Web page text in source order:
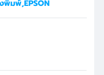
พิมพ์,EPSON